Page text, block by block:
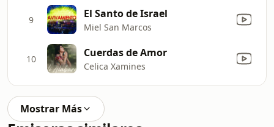
9 El Santo de Israel
Miel San Marcos
10 Cuerdas de Amor
Celica Xamines
Mostrar Más